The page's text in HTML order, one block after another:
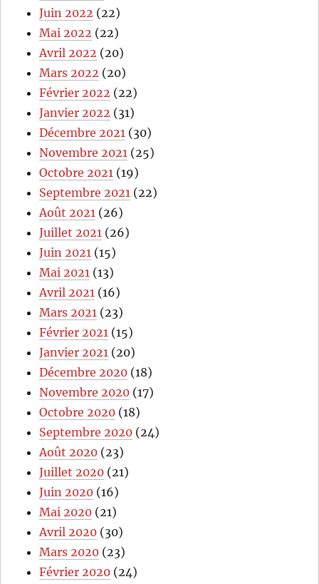
Juin 2022 (22)
Mai 2022 (22)
Avril 2022 (20)
Mars 2022 (20)
Février 2022 (22)
Janvier 2022 (31)
Décembre 2021 (30)
Novembre 2021 (25)
Octobre 2021 (19)
Septembre 2021 (22)
Août 2021 (26)
Juillet 2021 (26)
Juin 2021 (15)
Mai 2021 (13)
Avril 2021 (16)
Mars 2021 (23)
Février 2021 (15)
Janvier 2021 (20)
Décembre 2020 (18)
Novembre 2020 (17)
Octobre 2020 (18)
Septembre 2020 (24)
Août 2020 (23)
Juillet 2020 (21)
Juin 2020 (16)
Mai 2020 (21)
Avril 2020 (30)
Mars 2020 (23)
Février 2020 (24)